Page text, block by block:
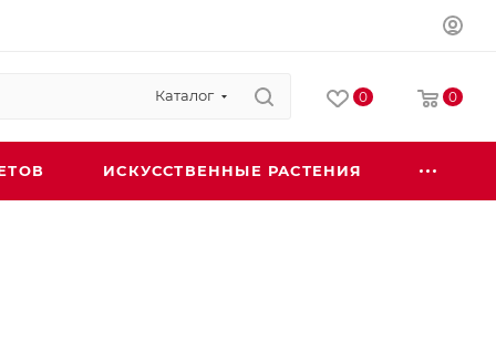
Каталог 0 0
ИСКУССТВЕННЫЕ РАСТЕНИЯ